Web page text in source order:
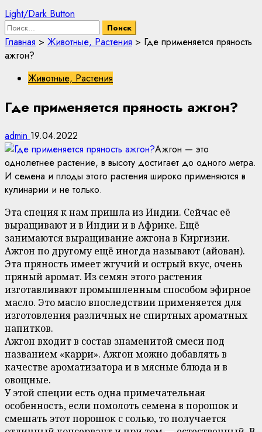
Light/Dark Button
Найти:
Главная > Животные, Растения > Где применяется пряность
ажгон?
Животные, Растения
Где применяется пряность ажгон?
admin 19.04.2022
Ажгон — это
однолетнее растение, в высоту достигает до одного метра.
И семена и плоды этого растения широко применяются в
кулинарии и не только.
Эта специя к нам пришла из Индии. Сейчас её
выращивают и в Индии и в Африке. Ещё
занимаются выращивание ажгона в Киргизии.
Ажгон по другому ещё иногда называют (айован).
Эта пряность имеет жгучий и острый вкус, очень
пряный аромат. Из семян этого растения
изготавливают промышленным способом эфирное
масло. Это масло впоследствии применяется для
изготовления различных не спиртных ароматных
напитков.
Ажгон входит в состав знаменитой смеси под
названием «карри». Ажгон можно добавлять в
качестве ароматизатора и в мясные блюда и в
овощные.
У этой специи есть одна примечательная
особенность, если помолоть семена в порошок и
смешать этот порошок с солью, то получается